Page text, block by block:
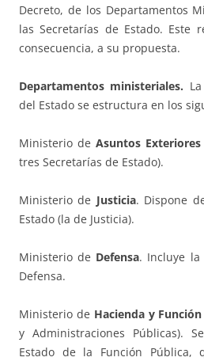
Decreto, de los Departamentos
las Secretarías de Estado. Este
consecuencia, a su propuesta.
Departamentos ministeriales.
del Estado se estructura en los
Ministerio de Asuntos Exteriores
tres Secretarías de Estado).
Ministerio de Justicia. Dispone
Estado (la de Justicia).
Ministerio de Defensa. Incluye la
Defensa.
Ministerio de Hacienda y
y Administraciones Públicas).
Estado de la Función Pública,